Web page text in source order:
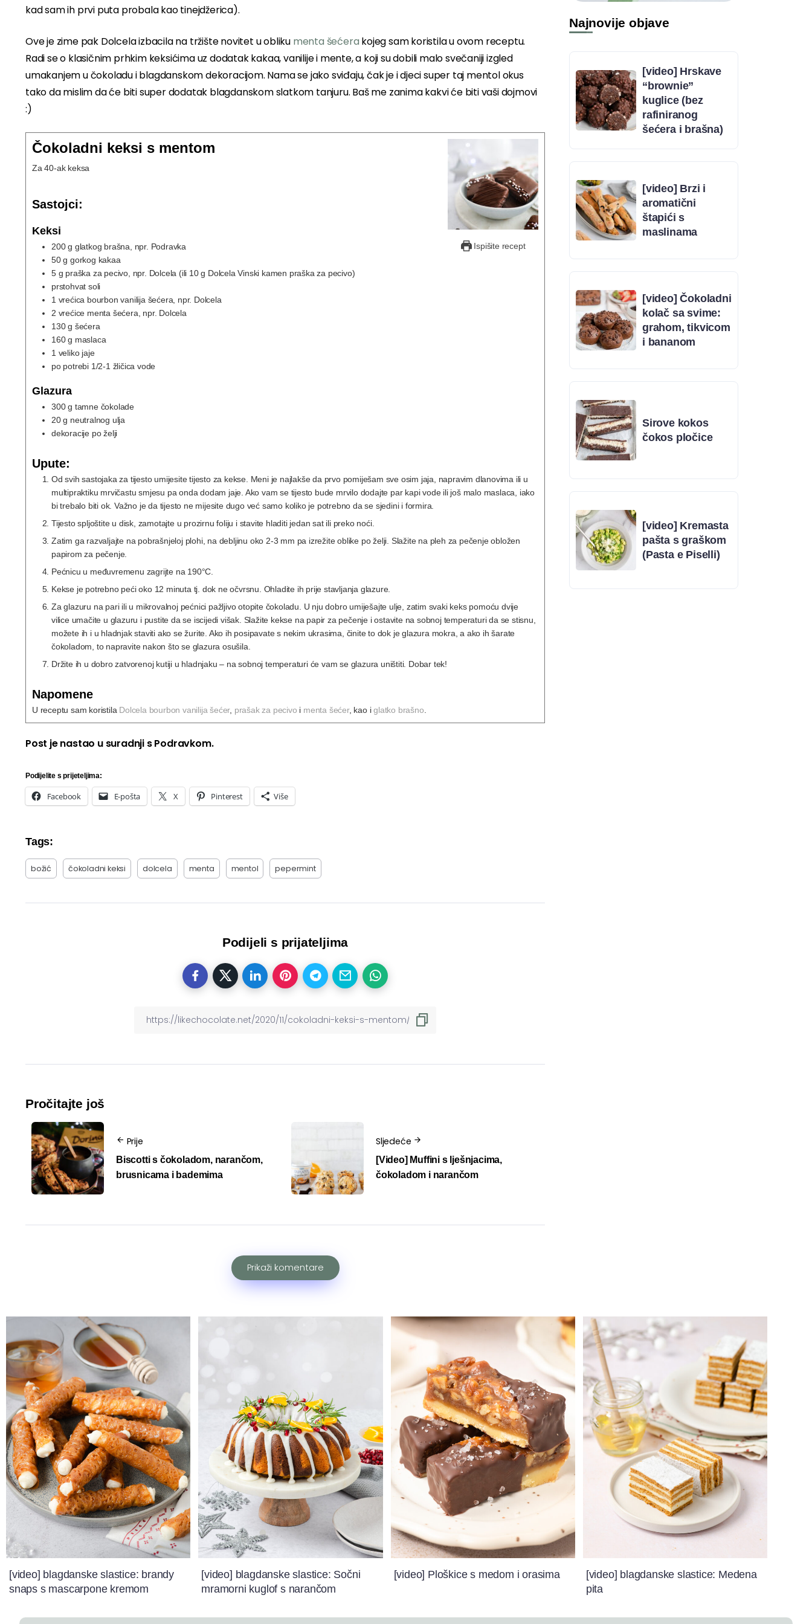
kad sam ih prvi puta probala kao tinejdžerica).
Ove je zime pak Dolcela izbacila na tržište novitet u obliku menta šećera kojeg sam koristila u ovom receptu.
Radi se o klasičnim prhkim keksićima uz dodatak kakaa, vanilije i mente, a koji su dobili malo svečaniji izgled
umakanjem u čokoladu i blagdanskom dekoracijom. Nama se jako sviđaju, čak je i djeci super taj mentol okus
tako da mislim da će biti super dodatak blagdanskom slatkom tanjuru. Baš me zanima kakvi će biti vaši dojmovi
:)
Ispišite recept
Čokoladni keksi s mentom
Za 40-ak keksa
Sastojci:
Keksi
200 g glatkog brašna, npr. Podravka
50 g gorkog kakaa
5 g praška za pecivo, npr. Dolcela (ili 10 g Dolcela Vinski kamen praška za pecivo)
prstohvat soli
1 vrećica bourbon vanilija šećera, npr. Dolcela
2 vrećice menta šećera, npr. Dolcela
130 g šećera
160 g maslaca
1 veliko jaje
po potrebi 1/2-1 žličica vode
Glazura
300 g tamne čokolade
20 g neutralnog ulja
dekoracije po želji
Upute:
Od svih sastojaka za tijesto umijesite tijesto za kekse. Meni je najlakše da prvo pomiješam sve osim jaja, napravim dlanovima ili u
multipraktiku mrvičastu smjesu pa onda dodam jaje. Ako vam se tijesto bude mrvilo dodajte par kapi vode ili još malo maslaca, iako
bi trebalo biti ok. Važno je da tijesto ne mijesite dugo već samo koliko je potrebno da se sjedini i formira.
Tijesto spljoštite u disk, zamotajte u prozirnu foliju i stavite hladiti jedan sat ili preko noći.
Zatim ga razvaljajte na pobrašnjeloj plohi, na debljinu oko 2-3 mm pa izrežite oblike po želji. Slažite na pleh za pečenje obložen
papirom za pečenje.
Pećnicu u međuvremenu zagrijte na 190°C.
Kekse je potrebno peći oko 12 minuta tj. dok ne očvrsnu. Ohladite ih prije stavljanja glazure.
Za glazuru na pari ili u mikrovalnoj pećnici pažljivo otopite čokoladu. U nju dobro umiješajte ulje, zatim svaki keks pomoću dvije
vilice umačite u glazuru i pustite da se iscijedi višak. Slažite kekse na papir za pečenje i ostavite na sobnoj temperaturi da se stisnu,
možete ih i u hladnjak staviti ako se žurite. Ako ih posipavate s nekim ukrasima, činite to dok je glazura mokra, a ako ih šarate
čokoladom, to napravite nakon što se glazura osušila.
Držite ih u dobro zatvorenoj kutiji u hladnjaku – na sobnoj temperaturi će vam se glazura uništiti. Dobar tek!
Napomene
U receptu sam koristila Dolcela bourbon vanilija šećer, prašak za pecivo i menta šećer, kao iglatko brašno
Post je nastao u suradnji s Podravkom.
Podijelite s prijeteljima:
Facebook E-pošta X Pinterest Više
Tags:
božić čokoladni keksi dolcela menta mentol pepermint
Podijeli s prijateljima
Pročitajte još
Prije
Biscotti s čokoladom, narančom,
brusnicama i bademima
Sljedeće
[Video] Muffini s lješnjacima,
čokoladom i narančom
Prikaži komentare
Najnovije objave
[video] Hrskave
“brownie”
kuglice (bez
rafiniranog
šećera i brašna)
[video] Brzi i
aromatični
štapići s
maslinama
[video] Čokoladni
kolač sa svime:
grahom, tikvicom
i bananom
Sirove kokos
čokos pločice
[video] Kremasta
pašta s graškom
(Pasta e Piselli)
[video] blagdanske slastice: brandy
snaps s mascarpone kremom
[video] blagdanske slastice: Sočni
mramorni kuglof s narančom
[video] Ploškice s medom i orasima
[video] blagdanske slastice: Medena
pita